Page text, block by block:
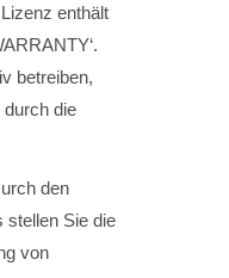
enthält
betreiben,
durch die
den
stellen Sie die
von